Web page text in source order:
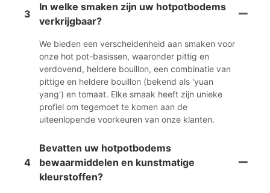
3
In welke smaken zijn uw hotpotbodems
verkrijgbaar?
We bieden een verscheidenheid aan smaken voor
onze hot pot-basissen, waaronder pittig en
verdovend, heldere bouillon, een combinatie van
pittige en heldere bouillon (bekend als 'yuan
yang') en tomaat. Elke smaak heeft zijn unieke
profiel om tegemoet te komen aan de
uiteenlopende voorkeuren van onze klanten.
4
Bevatten uw hotpotbodems
bewaarmiddelen en kunstmatige
kleurstoffen?